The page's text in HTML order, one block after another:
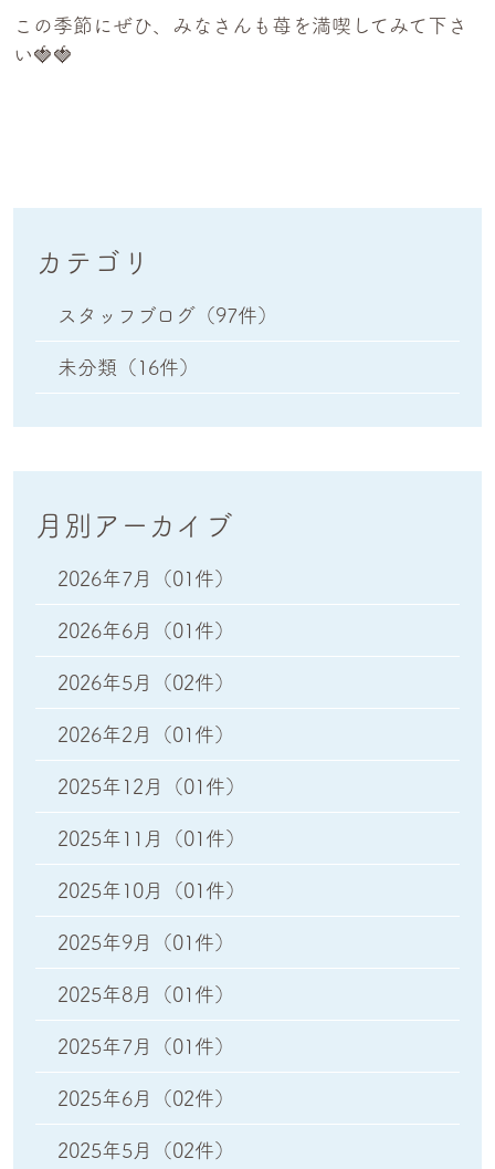
この季節にぜひ、みなさんも苺を満喫してみて下さ
い🍓🍓
カテゴリ
スタッフブログ （97件）
未分類 （16件）
月別アーカイブ
2026年7月 （01件）
2026年6月 （01件）
2026年5月 （02件）
2026年2月 （01件）
2025年12月 （01件）
2025年11月 （01件）
2025年10月 （01件）
2025年9月 （01件）
2025年8月 （01件）
2025年7月 （01件）
2025年6月 （02件）
2025年5月 （02件）